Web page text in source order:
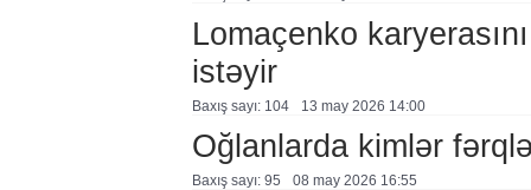
Lomaçenko
istəyir
Baxış sayı: 104 13 may 2026 14:00
Oğlanlarda kimlər
Baxış sayı: 95 08 may 2026 16:55